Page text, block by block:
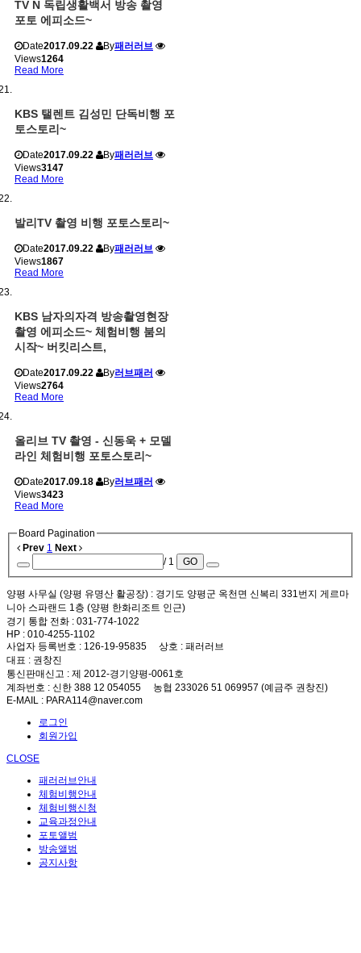
TV N 독립생활백서 방송 촬영
포토 에피소드~
Date2017.09.22 By패러러브
Views1264
Read More
KBS 탤렌트 김성민 단독비행 포
토스토리~
Date2017.09.22 By패러러브
Views3147
Read More
발리TV 촬영 비행 포토스토리~
Date2017.09.22 By패러러브
Views1867
Read More
KBS 남자의자격 방송촬영현장
촬영 에피소드~ 체험비행 붐의
시작~ 버킷리스트,
Date2017.09.22 By러브패러
Views2764
Read More
올리브 TV 촬영 - 신동욱 + 모델
라인 체험비행 포토스토리~
Date2017.09.18 By러브패러
Views3423
Read More
Board Pagination
Prev 1 Next
/ 1
GO
양평 사무실 (양평 유명산 활공장) : 경기도 양평군 옥천면 신복리 331번지 게르마
니아 스파랜드 1층 (양평 한화리조트 인근)
경기 통합 전화 : 031-774-1022
HP : 010-4255-1102
사업자 등록번호 : 126-19-95835 상호 : 패러러브
대표 : 권창진
통신판매신고 : 제 2012-경기양평-0061호
계좌번호 : 신한 388 12 054055 농협 233026 51 069957 (예금주 권창진)
E-MAIL : PARA114@naver.com
로그인
회원가입
CLOSE
패러러브안내
체험비행안내
체험비행신청
교육과정안내
포토앨범
방송앨범
공지사항